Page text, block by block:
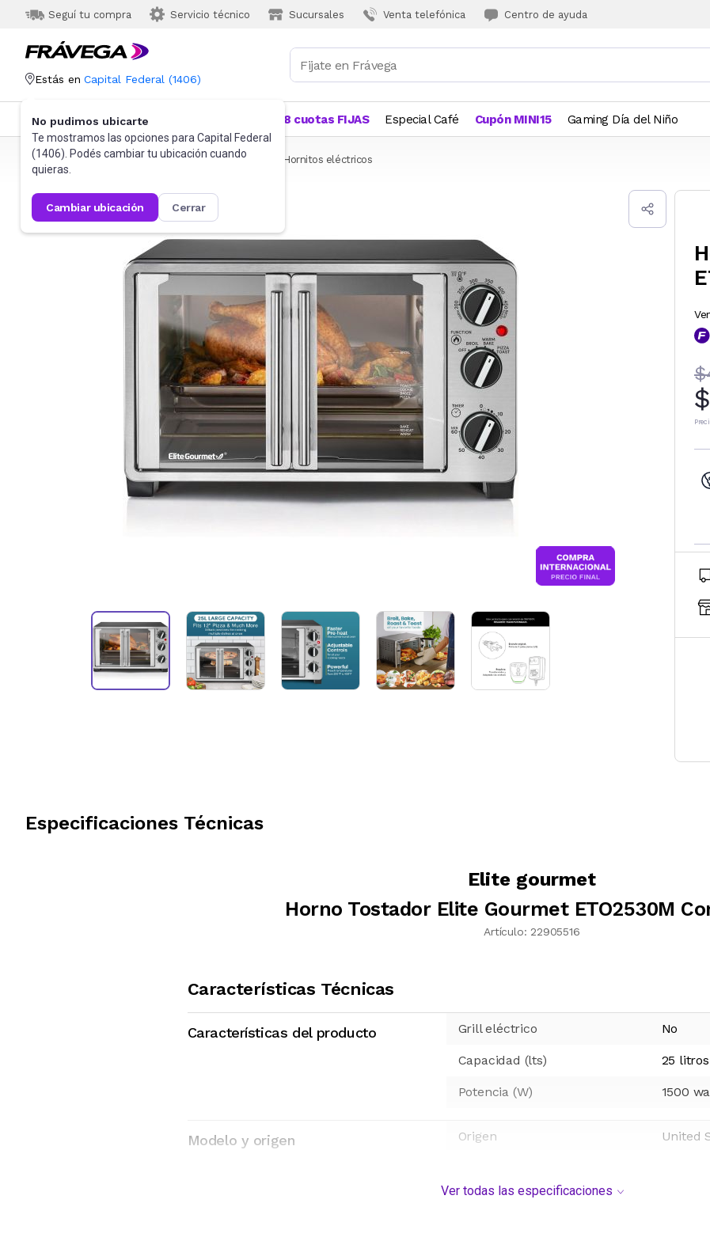
Seguí tu compra Servicio técnico Sucursales Venta telefónica Centro de ayuda
Estás en Capital Federal (1406)
No pudimos ubicarte
Te mostramos las opciones para Capital Federal
(1406). Podés cambiar tu ubicación cuando
quieras.
cambiar ubicación cerrar
Categorías Más Vendidos 18 cuotas FIJAS Especial Café Cupón MINI15 Gaming Día del Niño
Frávega Pequeños Electrodomésticos Cocina Hornitos eléctricos
Especificaciones Técnicas
Elite gourmet
Horno Tostador Elite Gourmet ETO2530M
Artículo: 22905516
Características Técnicas
Características del producto Grill eléctrico No
Capacidad (lts) 25 litros
Potencia (W) 1500
Modelo y origen Origen United
Ver todas las especificaciones